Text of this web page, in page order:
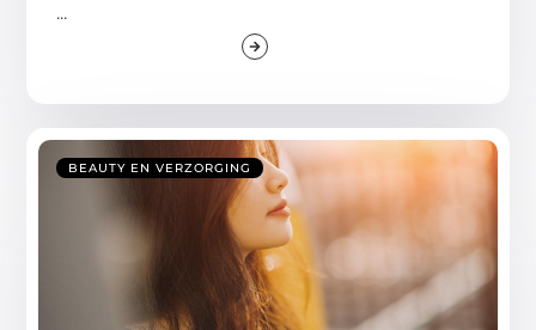
...
BEAUTY EN VERZORGING